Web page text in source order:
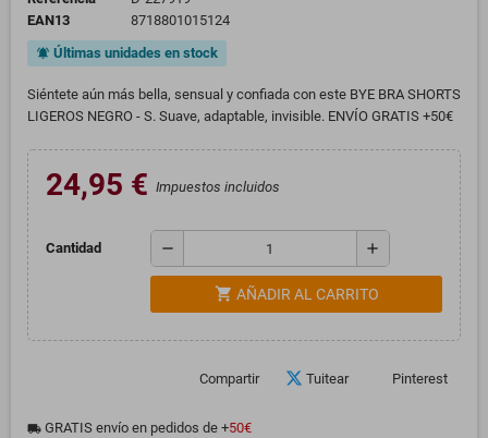
EAN13
8718801015124
notifications_active Últimas unidades en stock
Siéntete aún más bella, sensual y confiada con este BYE BRA SHORTS
LIGEROS NEGRO - S. Suave, adaptable, invisible. ENVÍO GRATIS +50€
24,95 € Impuestos incluidos
Cantidad remove add
shopping_cart AÑADIR AL CARRITO
Compartir Tuitear Pinterest
local_shipping GRATIS envío en pedidos de +50€